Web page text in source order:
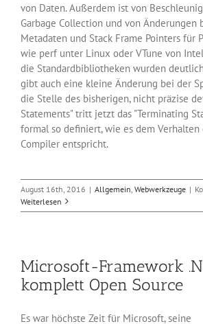
von Daten. Außerdem ist von
Garbage Collection und von Änderungen
Metadaten und Stack Frame Pointers für
wie perf unter Linux oder VTune von
die Standardbibliotheken wurden
gibt auch eine kleine Änderung bei der
die Stelle des bisherigen, nicht präzise
Statements" tritt jetzt das "Terminating
formal so definiert, wie es dem Verhalten
Compiler entspricht.
August 16th, 2016 | Allgemein Webwerkzeuge |
Weiterlesen
Microsoft-Framework
komplett Open Source
Es war höchste Zeit für Microsoft, seine